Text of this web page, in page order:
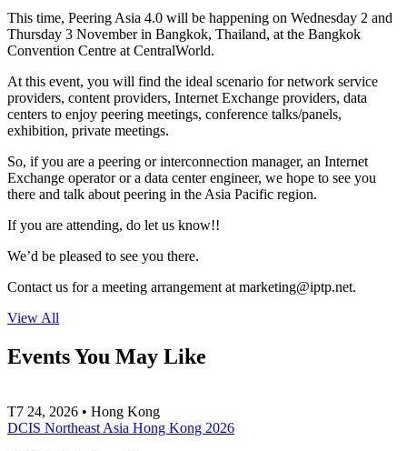
This time, Peering Asia 4.0 will be happening on Wednesday 2 and
Thursday 3 November in Bangkok, Thailand, at the Bangkok
Convention Centre at CentralWorld.
At this event, you will find the ideal scenario for network service
providers, content providers, Internet Exchange providers, data
centers to enjoy peering meetings, conference talks/panels,
exhibition, private meetings.
So, if you are a peering or interconnection manager, an Internet
Exchange operator or a data center engineer, we hope to see you
there and talk about peering in the Asia Pacific region.
If you are attending, do let us know!!
We’d be pleased to see you there.
Contact us for a meeting arrangement at marketing iptp.net.
View All
Events You May Like
T7 24, 2026 • Hong Kong
DCIS Northeast Asia Hong Kong 2026